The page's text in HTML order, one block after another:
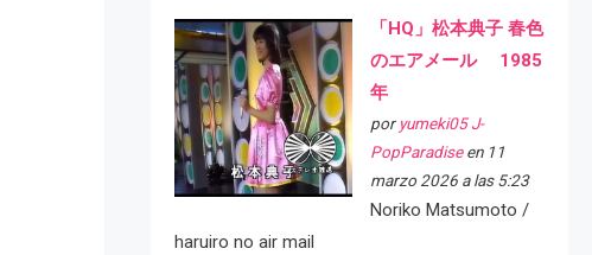
「HQ」松本典子 春色
のエアメール 1985
年
por yumeki05 J-
PopParadiseen 11
marzo 2026 a las 5:23
Noriko Matsumoto /
haruiro no air mail